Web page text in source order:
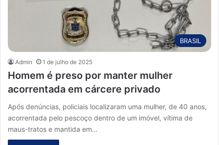
BRASIL
Admin 1 de julho de 2025
Homem é preso por manter mulher
acorrentada em cárcere privado
Após denúncias, policiais localizaram uma mulher, de 40 anos,
acorrentada pelo pescoço dentro de um imóvel, vítima de
maus-tratos e mantida em…